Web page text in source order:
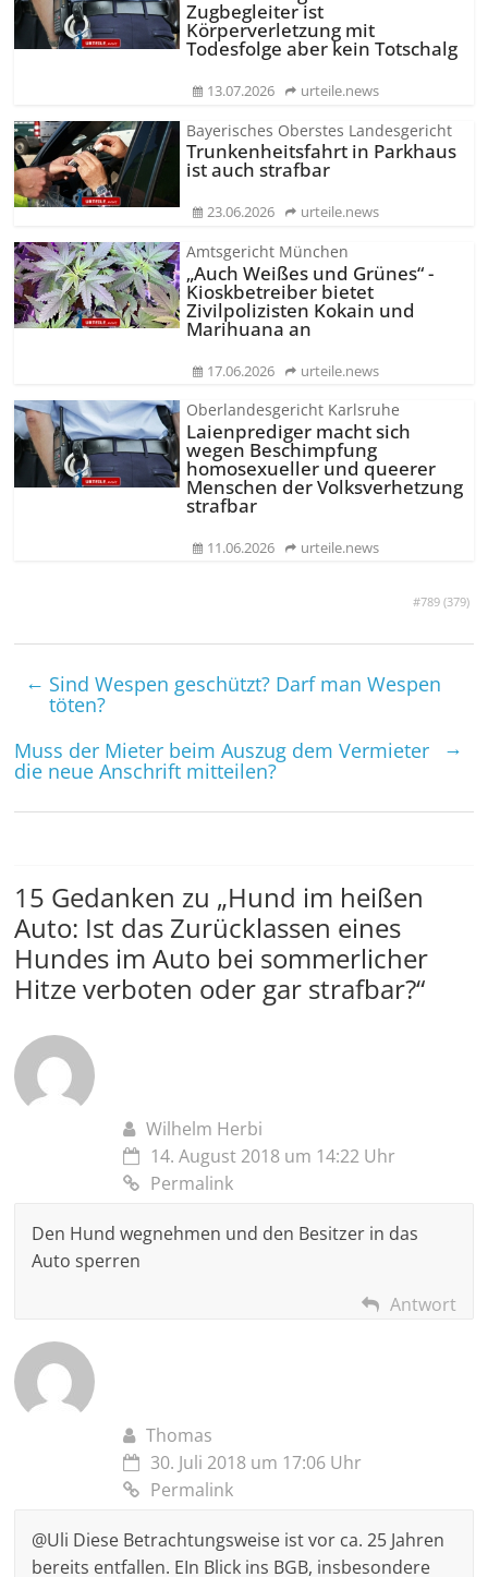
#789 (379)
Zugbegleiter ist
Körperverletzung mit
Todesfolge aber kein Totschalg
13.07.2026 urteile.news
Bayerisches Oberstes Landesgericht
Trunkenheitsfahrt in Parkhaus
ist auch strafbar
23.06.2026 urteile.news
Amtsgericht München
„Auch Weißes und Grünes“ -
Kioskbetreiber bietet
Zivilpolizisten Kokain und
Marihuana an
17.06.2026 urteile.news
Oberlandesgericht Karlsruhe
Laienprediger macht sich
wegen Beschimpfung
homosexueller und queerer
Menschen der Volksverhetzung
strafbar
11.06.2026 urteile.news
← Sind Wespen geschützt? Darf man Wespen
töten?
Muss der Mieter beim Auszug dem Vermieter
die neue Anschrift mitteilen?
→
15 Gedanken zu „Hund im heißen
Auto: Ist das Zurücklassen eines
Hundes im Auto bei sommerlicher
Hitze verboten oder gar strafbar?“
Wilhelm Herbi
14. August 2018 um 14:22 Uhr
Permalink
Den Hund wegnehmen und den Besitzer in das
Auto sperren
Antwort
Thomas
30. Juli 2018 um 17:06 Uhr
Permalink
@Uli Diese Betrachtungsweise ist vor ca. 25 Jahren
bereits entfallen. EIn Blick ins BGB, insbesondere